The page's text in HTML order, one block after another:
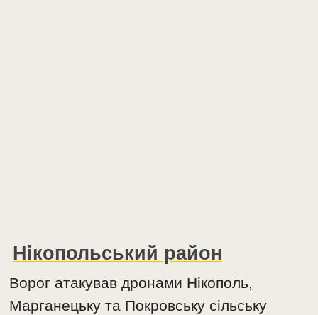
Нікопольський район
Ворог атакував дронами Нікополь,
Марганецьку та Покровську сільську